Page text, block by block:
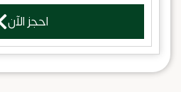
احجز الآن